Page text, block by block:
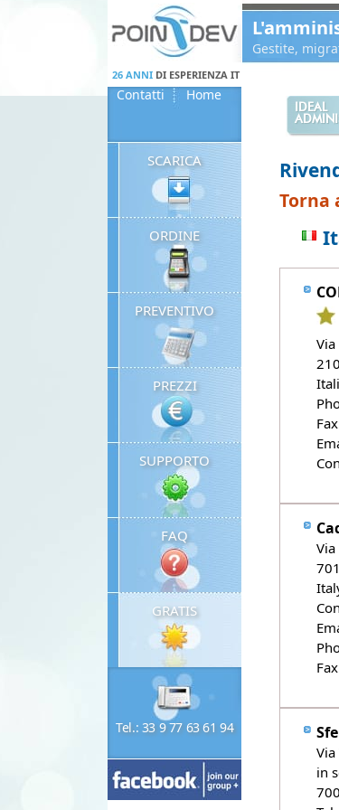
Gestite,
26 ANNIDI ESPERIENZA IT
Contatti Home
IDEAL
SCARICA
ORDINE
PREVENTIVO
PREZZI
SUPPORTO
FAQ
GRATIS
Tel.: 33 9 77 63 61 94
Torna
in
Panneau de gestion des cookies